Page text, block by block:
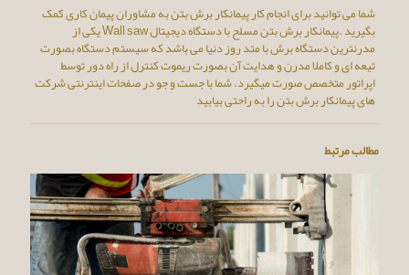
شما می توانید برای انجام کار پیمانکار برش بتن به مشاوران پیمان کاری کمک
بگیرید .پیمانکار برش بتن مسلح با دستگاه دیجیتال Wall saw یکی از
مدرنترین دستگاه برش با متد روز دنیا می باشد که سیستم دستگاه بصورت
تیعه ای و کاملا مدرن و هدایت آن بصورت ریموت کنترل از راه دور توسط
اپراتور متخصص صورت میگیرد. شما با جست و جو در صفحات اینترنتی شرکت
های پیمانکار برش بتن را به راحتی بیابید
مطالب مرتبط